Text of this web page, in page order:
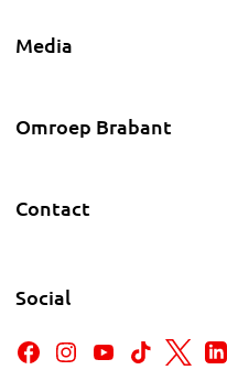
Media
Omroep Brabant
Contact
Social